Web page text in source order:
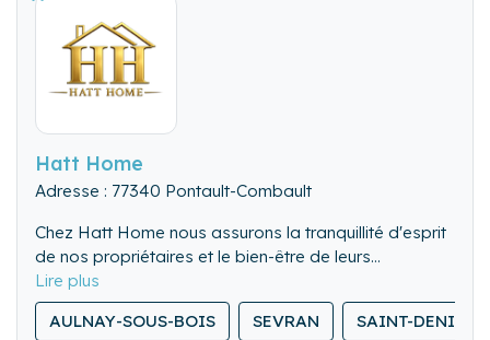
Hatt Home
Adresse : 77340 Pontault-Combault
Chez Hatt Home nous assurons la tranquillité d'esprit
de nos propriétaires et le bien-être de leurs
locataires, en offrant un service sur mesure et de
qualité, pour l'entretien et l'intendance de leur
résidence secondaire.
AULNAY-SOUS-BOIS SEVRAN SAINT-DENIS